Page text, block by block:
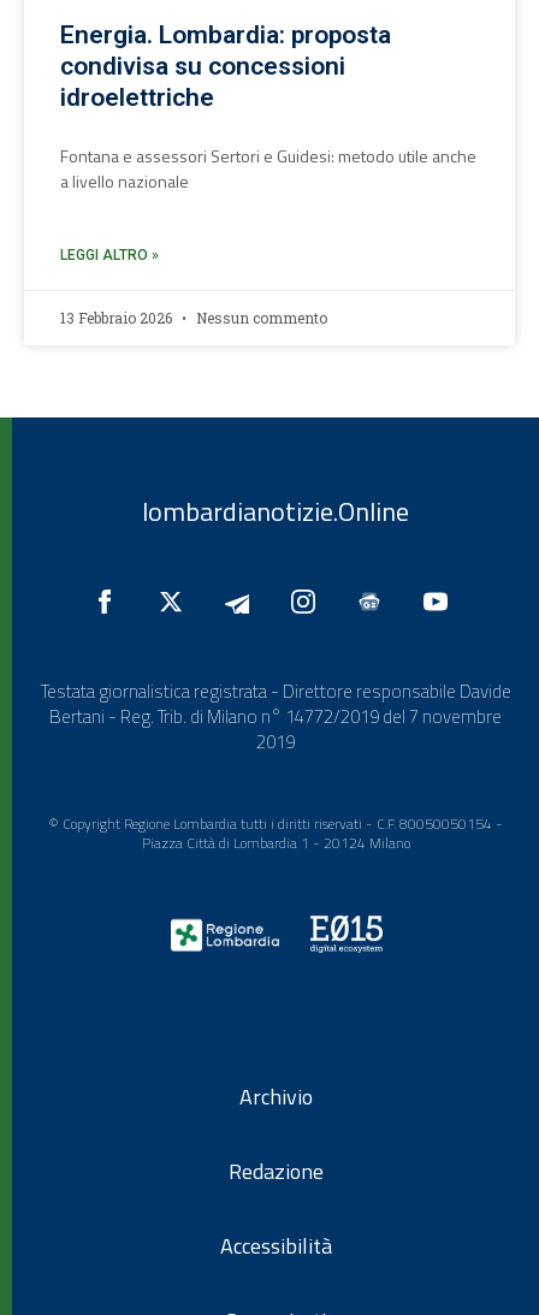
Energia. Lombardia: proposta
condivisa su concessioni
idroelettriche
Fontana e assessori Sertori e Guidesi: metodo utile anche
a livello nazionale
LEGGI ALTRO »
13 Febbraio 2026 Nessun commento
lombardianotizie.Online
Testata giornalistica registrata - Direttore responsabile Davide
Bertani - Reg. Trib. di Milano n° 14772/2019 del 7 novembre
2019
© Copyright Regione Lombardia tutti i diritti riservati - C.F. 80050050154 -
Piazza Città di Lombardia 1 - 20124 Milano
Archivio
Redazione
Accessibilità